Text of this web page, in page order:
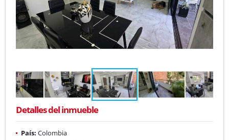
Detalles del inmueble
País: Colombia